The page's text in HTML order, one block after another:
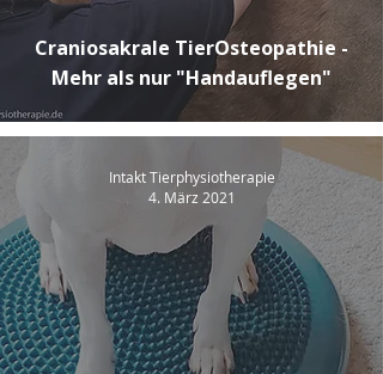
Craniosakrale TierOsteopathie -
Mehr als nur "Handauflegen"
Intakt Tierphysiotherapie
4. März 2021